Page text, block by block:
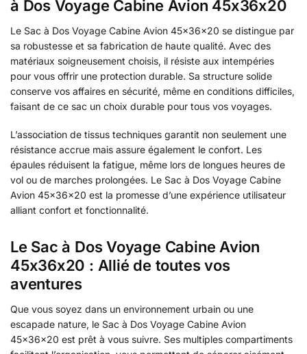
à Dos Voyage Cabine Avion 45x36x20
Le Sac à Dos Voyage Cabine Avion 45x36x20 se distingue par
sa robustesse et sa fabrication de haute qualité. Avec des
matériaux soigneusement choisis, il résiste aux intempéries
pour vous offrir une protection durable. Sa structure solide
conserve vos affaires en sécurité, même en conditions difficiles,
faisant de ce sac un choix durable pour tous vos voyages.
L’association de tissus techniques garantit non seulement une
résistance accrue mais assure également le confort. Les
épaules réduisent la fatigue, même lors de longues heures de
vol ou de marches prolongées. Le Sac à Dos Voyage Cabine
Avion 45x36x20 est la promesse d’une expérience utilisateur
alliant confort et fonctionnalité.
Le Sac à Dos Voyage Cabine Avion
45x36x20 : Allié de toutes vos
aventures
Que vous soyez dans un environnement urbain ou une
escapade nature, le Sac à Dos Voyage Cabine Avion
45x36x20 est prêt à vous suivre. Ses multiples compartiments